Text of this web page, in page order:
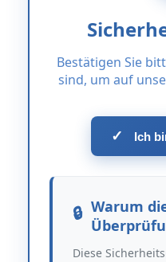
Bestätigen Sie
sind, um auf
✓ Ich
Warum
Diese